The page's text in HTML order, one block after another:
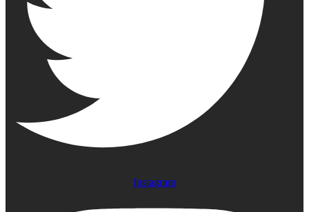
Instagram